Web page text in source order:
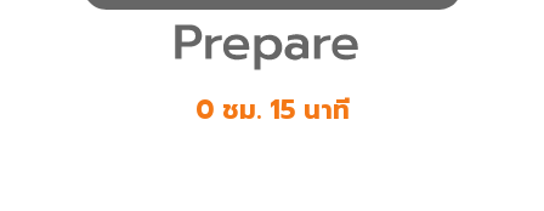
0 ชม. 15 นาที